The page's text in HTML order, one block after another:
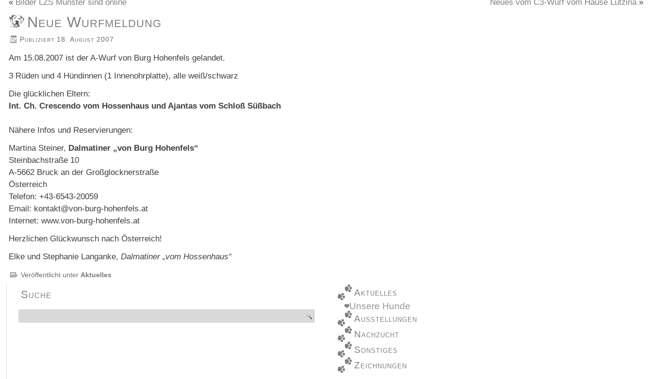
« Bilder LZS Münster sind online Neues vom C3-Wurf vom Hause Lutzina»
Neue Wurfmeldung
Publiziert 18. August 2007
Am 15.08.2007 ist der A-Wurf von Burg Hohenfels gelandet.
3 Rüden und 4 Hündinnen (1 Innenohrplatte), alle weiß/schwarz
Die glücklichen Eltern:
Int. Ch. Crescendo vom Hossenhaus und Ajantas vom Schloß Süßbach
Nähere Infos und Reservierungen:
Martina Steiner, Dalmatiner „von Burg Hohenfels“
Steinbachstraße 10
A-5662 Bruck an der Großglocknerstraße
Österreich
Telefon: +43-6543-20059
Email: kontakt@von-burg-hohenfels.at
Internet: www.von-burg-hohenfels.at
Herzlichen Glückwunsch nach Österreich!
Elke und Stephanie Langanke,Dalmatiner „vom Hossenhaus“
Veröffentlicht unter Aktuelles
Suche
Aktuelles
Unsere Hunde
Ausstellungen
Nachzucht
Sonstiges
Zeichnungen